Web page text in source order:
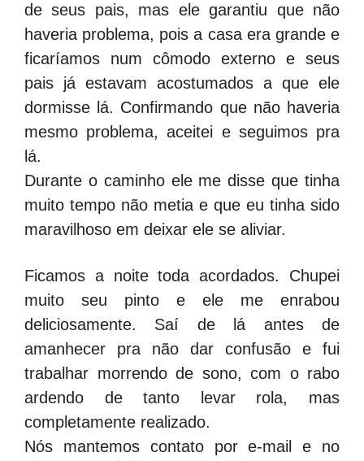
de seus pais, mas ele garantiu que não
haveria problema, pois a casa era grande e
ficaríamos num cômodo externo e seus
pais já estavam acostumados a que ele
dormisse lá. Confirmando que não haveria
mesmo problema, aceitei e seguimos pra
lá.
Durante o caminho ele me disse que tinha
muito tempo não metia e que eu tinha sido
maravilhoso em deixar ele se aliviar.
Ficamos a noite toda acordados. Chupei
muito seu pinto e ele me enrabou
deliciosamente. Saí de lá antes de
amanhecer pra não dar confusão e fui
trabalhar morrendo de sono, com o rabo
ardendo de tanto levar rola, mas
completamente realizado.
Nós mantemos contato por e-mail e no